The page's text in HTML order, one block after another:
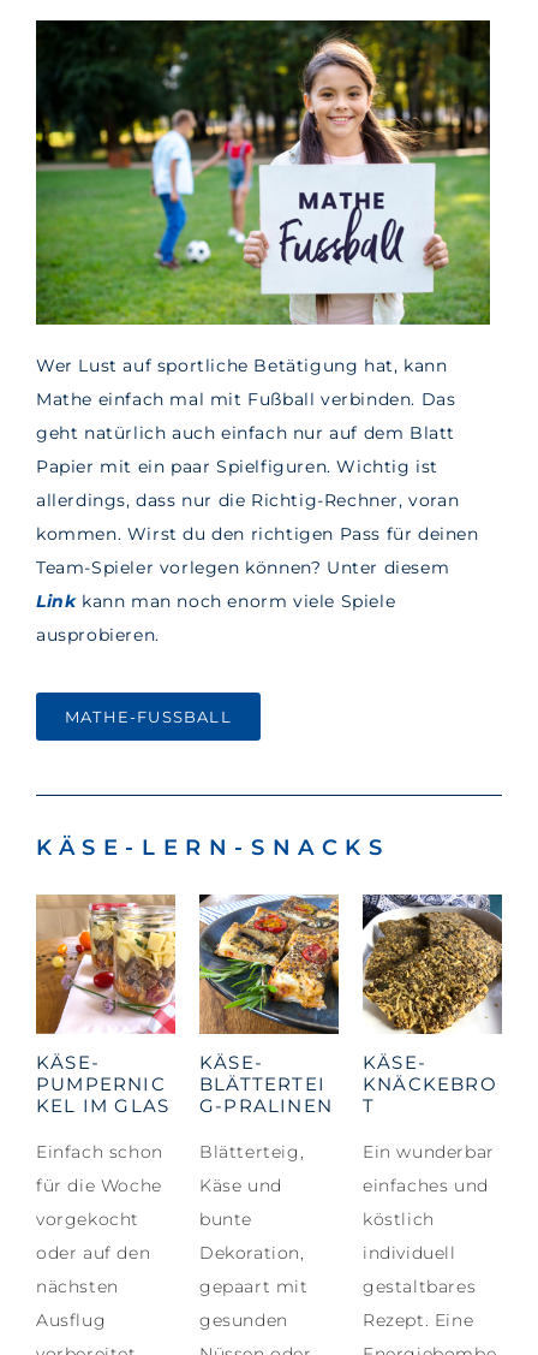
Wer Lust auf sportliche Betätigung hat, kann
Mathe einfach mal mit Fußball verbinden. Das
geht natürlich auch einfach nur auf dem Blatt
Papier mit ein paar Spielfiguren. Wichtig ist
allerdings, dass nur die Richtig-Rechner, voran
kommen. Wirst du den richtigen Pass für deinen
Team-Spieler vorlegen können? Unter diesem
Linkkann man noch enorm viele Spiele
ausprobieren.
MATHE-FUSSBALL
KÄSE-LERN-SNACKS
KÄSE-
PUMPERNIC
KEL IM GLAS
Einfach schon
für die Woche
vorgekocht
oder auf den
nächsten
Ausflug
KÄSE-
BLÄTTERTEI
G-PRALINEN
Blätterteig,
Käse und
bunte
Dekoration,
gepaart mit
gesunden
KÄSE-
KNÄCKEBRO
T
Ein wunderbar
einfaches und
köstlich
individuell
gestaltbares
Rezept. Eine